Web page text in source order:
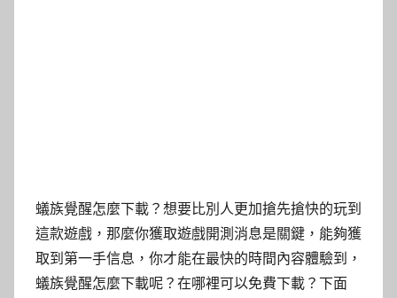
蟻族覺醒怎麼下載？想要比別人更加搶先搶快的玩到
這款遊戲，那麼你獲取遊戲開測消息是關鍵，能夠獲
取到第一手信息，你才能在最快的時間內容體驗到，
蟻族覺醒怎麼下載呢？在哪裡可以免費下載？下面